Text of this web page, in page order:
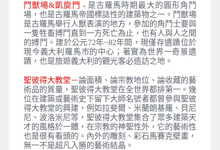
鬥獸場&凱旋門 - 是古羅馬時期最大的圓形角鬥
場，也是古羅馬帝國標誌性的建築物之一。鬥獸場
是古羅馬舉行人獸表演的地方，參加的角鬥士要與
一隻牲畜搏鬥直到一方死亡為止，也有人與人之間
的搏鬥。建於公元72年~82年間，現僅存遺蹟位於
現今義大利羅馬市的中心；著實為世界一奇景遺
蹟，也是旅遊義大利的觀光客必造訪之地。
聖彼得大教堂－論面積、論宗教地位、論收藏的藝
術品的質量，聖彼得大教堂在全世界都排第一。幾
位在建築或藝術史下留下大師名號者都曾參與聖彼
得大教堂的興建，例如拉斐爾、米蘭朗基羅、貝尼
尼、波洛米尼等，聖彼得大教堂集合了眾多建築天
才的風格於一體，在宗教的神聖性外，它的藝術性
也是很有看頭的。內外的雕刻、彩石馬賽克壁畫，
無一不是超凡入勝的藝術結晶。